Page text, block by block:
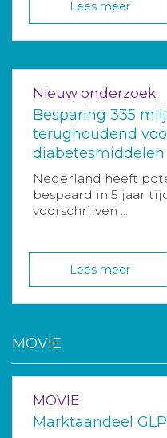
Lees meer
Nieuw onderzoek
Besparing 335
terughoudend
diabetesmiddelen
Nederland heeft
bespaard in 5 jaar
voorschrijven ...
Lees meer
MOVIE
MOVIE
Marktaandeel